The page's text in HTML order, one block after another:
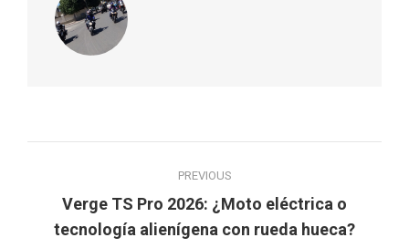
navigation
PREVIOUS
Previous
post:
Verge TS Pro 2026: ¿Moto eléctrica o
tecnología alienígena con rueda hueca?